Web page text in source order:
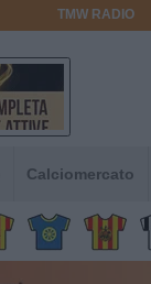
TMW RADIO
Calciomercato